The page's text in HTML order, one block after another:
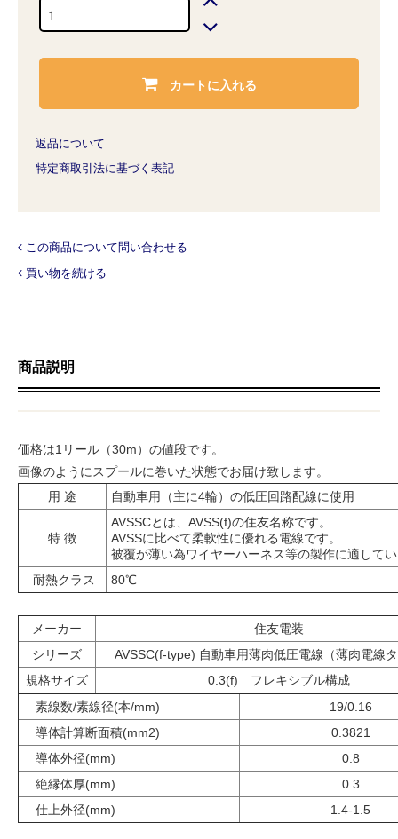
カートに入れる
返品について
特定商取引法に基づく表記
この商品について問い合わせる
買い物を続ける
商品説明
価格は1リール（30m）の値段です。
画像のようにスプールに巻いた状態でお届け致します。
用 途
自動車用（主に4輪）の低圧回路配線に使用
特 徴
AVSSCとは、AVSS(f)の住友名称です。
AVSSに比べて柔軟性に優れる電線です。
被覆が薄い為ワイヤーハーネス等の製作に適して
耐熱クラス
80℃
メーカー
住友電装
シリーズ
AVSSC(f-type) 自動車用薄肉低圧電線（薄肉電線
規格サイズ
0.3(f) フレキシブル構成
素線数/素線径(本/mm)
19/0.16
導体計算断面積(mm2)
0.3821
導体外径(mm)
0.8
絶縁体厚(mm)
0.3
仕上外径(mm)
1.4-1.5